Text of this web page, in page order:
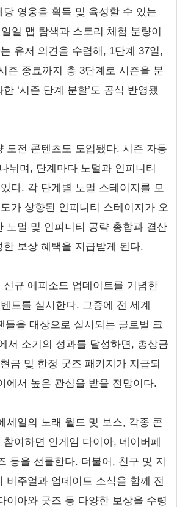
영웅을 획득 및 육성할 수 있는
일일 맵 탐색과 스토리 체험 분량이
유저 의견을 수렴해, 1단계 37일,
즌 종료까지 총 3단계로 시즌을 분
‘시즌 단계 분할’도 공식 반영됐
도전 콘텐츠도 도입됐다. 시즌 자동
뉘며, 단계마다 노멀과 인피니티
다. 각 단계별 노멀 스테이지를 모
가 상향된 인피니티 스테이지가 오
노멀 및 인피니티 공략 총합과 결산
보상 혜택을 지급받게 된다.
신규 에피소드 업데이트를 기념한
트를 실시한다. 그중에 전 세계
들을 대상으로 실시되는 글로벌 크
서 소기의 성과를 달성하면, 총상금
금 및 한정 굿즈 패키지가 지급되
에서 높은 관심을 받을 전망이다.
세일의 노래 월드 및 보스, 각종 콘
여하면 인게임 다이아, 네이버페
등을 선물한다. 더불어, 친구 및 지
비주얼과 업데이트 소식을 함께 전
이아와 굿즈 등 다양한 보상을 수령